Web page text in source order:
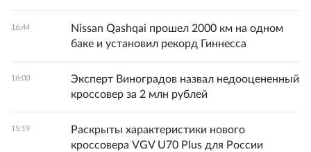
16:44
Nissan Qashqai прошел 2000 км на одном
баке и установил рекорд Гиннесса
16:00
Эксперт Виноградов назвал недооцененный
кроссовер за 2 млн рублей
15:19
Раскрыты характеристики нового
кроссовера VGV U70 Plus для России